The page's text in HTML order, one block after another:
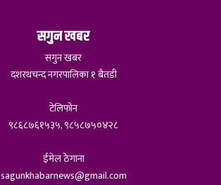
सगुन खबर
सगुन खबर
दशरथचन्द नगरपालिका १ बैतडी
टेलिफोन
९८६८७६१५३५, ९८५८७५०४२८
ईमेल ठेगाना
sagunkhabarnews@gmail.com